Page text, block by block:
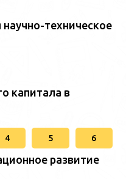
техническое
капитала в
4 5 6
развитие